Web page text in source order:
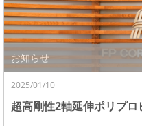
お知らせ
2025/01/10
超高剛性2軸延伸ポリプ